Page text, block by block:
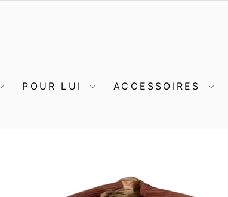
POUR LUI ACCESSOIRES